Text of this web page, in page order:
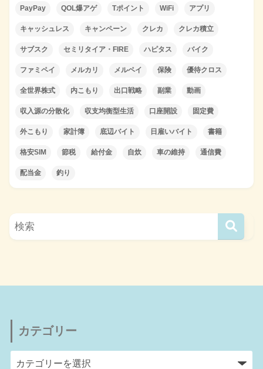
PayPay QOL爆アゲ Tポイント WiFi アプリ
キャッシュレス キャンペーン クレカ クレカ積立
サブスク セミリタイア・FIRE ハピタス バイク
ファミペイ メルカリ メルペイ 保険 優待クロス
全世界株式 内こもり 出口戦略 副業 動画
収入源の分散化 収支均衡型生活 口座開設 固定費
外こもり 家計簿 底辺バイト 日雇いバイト 書籍
格安SIM 節税 給付金 自炊 車の維持 通信費
配当金 釣り
カテゴリー